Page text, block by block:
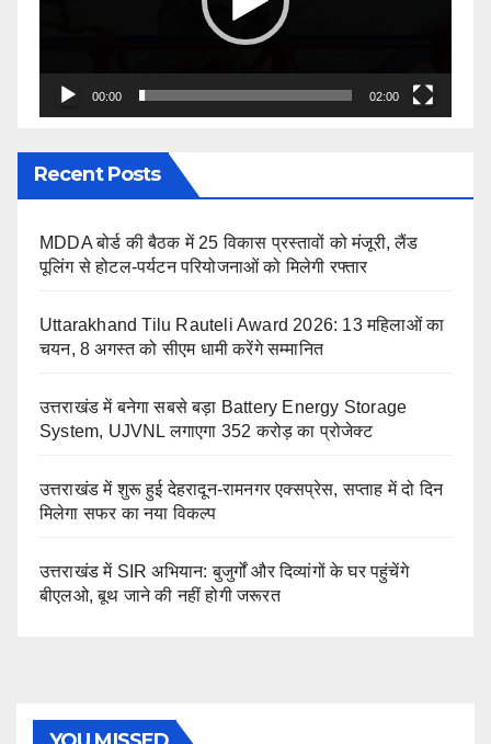
00:00 02:00
Recent Posts
MDDA बोर्ड की बैठक में 25 विकास प्रस्तावों को मंजूरी, लैंड
पूलिंग से होटल-पर्यटन परियोजनाओं को मिलेगी रफ्तार
Uttarakhand Tilu Rauteli Award 2026: 13 महिलाओं का
चयन, 8 अगस्त को सीएम धामी करेंगे सम्मानित
उत्तराखंड में बनेगा सबसे बड़ा Battery Energy Storage
System, UJVNL लगाएगा 352 करोड़ का प्रोजेक्ट
उत्तराखंड में शुरू हुई देहरादून-रामनगर एक्सप्रेस, सप्ताह में दो दिन
मिलेगा सफर का नया विकल्प
उत्तराखंड में SIR अभियान: बुजुर्गों और दिव्यांगों के घर पहुंचेंगे
बीएलओ, बूथ जाने की नहीं होगी जरूरत